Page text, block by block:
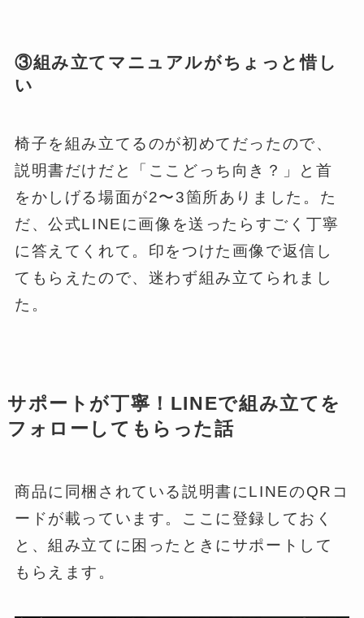
③組み立てマニュアルがちょっと惜し
い
椅子を組み立てるのが初めてだったので、
説明書だけだと「ここどっち向き？」と首
をかしげる場面が2〜3箇所ありました。た
だ、公式LINEに画像を送ったらすごく丁寧
に答えてくれて。印をつけた画像で返信し
てもらえたので、迷わず組み立てられまし
た。
サポートが丁寧！LINEで組み立てを
フォローしてもらった話
商品に同梱されている説明書にLINEのQRコ
ードが載っています。ここに登録しておく
と、組み立てに困ったときにサポートして
もらえます。